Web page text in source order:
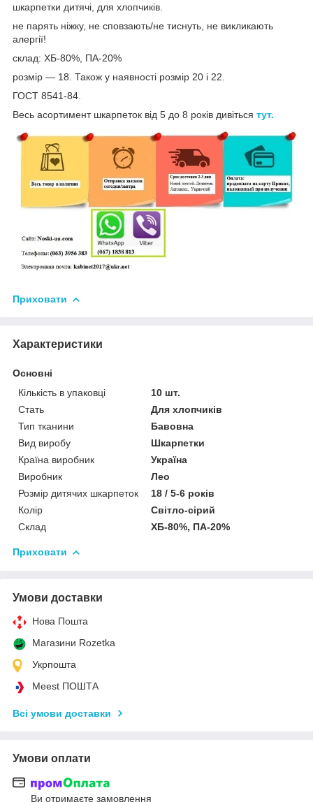
шкарпетки дитячі, для хлопчиків.
не парять ніжку, не сповзають/не тиснуть, не викликають
алергії!
склад: ХБ-80%, ПА-20%
розмір — 18. Також у наявності розмір 20 і 22.
ГОСТ 8541-84.
Весь асортимент шкарпеток від 5 до 8 років дивіться тут.
Приховати
Характеристики
Основні
Кількість в упаковці
10 шт.
Стать
Для хлопчиків
Тип тканини
Бавовна
Вид виробу
Шкарпетки
Країна виробник
Україна
Виробник
Лео
Розмір дитячих шкарпеток
18 / 5-6 років
Колір
Світло-сірий
Склад
ХБ-80%, ПА-20%
Приховати
Умови доставки
Нова Пошта
Магазини Rozetka
Укрпошта
Meest ПОШТА
Всі умови доставки
Умови оплати
Ви отримаєте замовлення